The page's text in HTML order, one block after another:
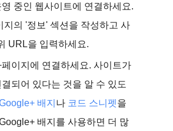
중인 웹사이트에 연결하세요.
지의 '정보' 섹션을 작성하고 사
URL을 입력하세요.
이지에 연결하세요. 사이트가
되어 있다는 것을 알 수 있도
배지 나 코드 스니펫을
배지를 사용하면 더 많